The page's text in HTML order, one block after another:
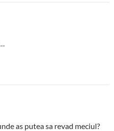
as putea sa revad meciul?